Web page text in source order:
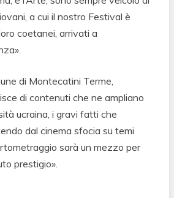
a cui il nostro Festival è
coetanei, arrivati a
di Montecatini Terme,
di contenuti che ne ampliano
ucraina, i gravi fatti che
dal cinema sfocia su temi
sarà un mezzo per
prestigio».